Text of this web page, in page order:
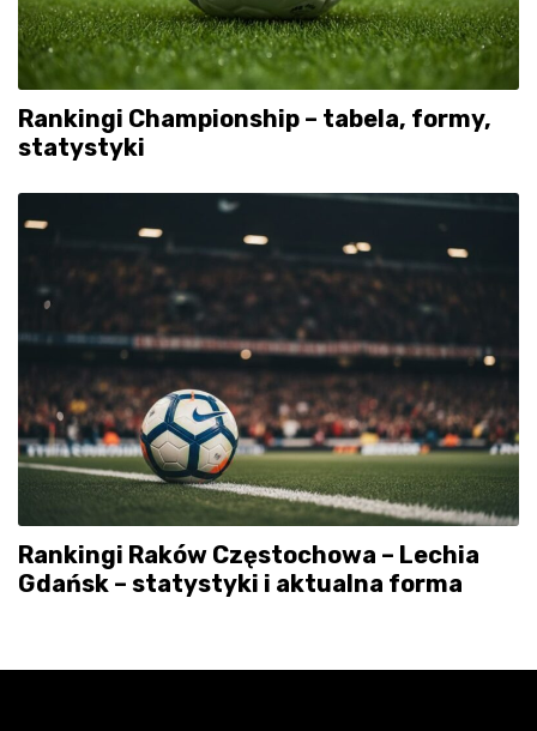
Rankingi Championship – tabela, formy,
statystyki
Rankingi Raków Częstochowa – Lechia
Gdańsk – statystyki i aktualna forma